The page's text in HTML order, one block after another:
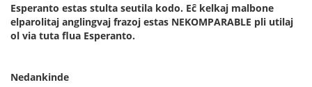
Esperanto estas stulta seutila kodo. Eĉ kelkaj malbone
elparolitaj anglingvaj frazoj estas NEKOMPARABLE pli utilaj
ol via tuta flua Esperanto.
Nedankinde